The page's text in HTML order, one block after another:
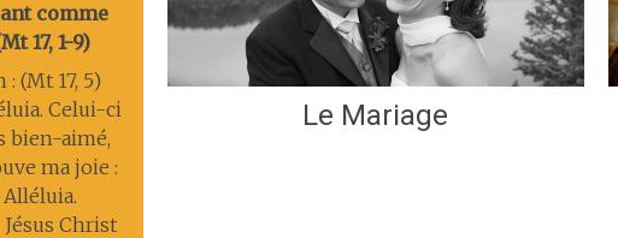
comme
17, 1-9)
(Mt 17, 5)
Celui-ci
bien-aimé,
ma joie :
Christ
Le Mariage